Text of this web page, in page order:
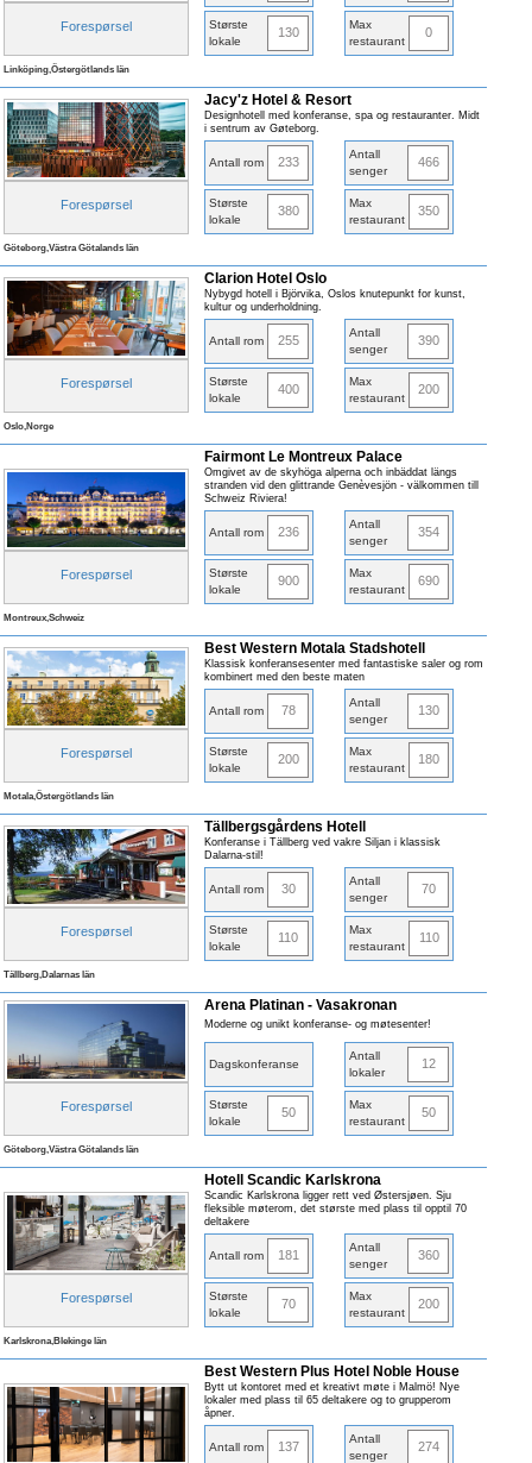
Forespørsel
Største
lokale
130
Max
restaurant
0
Linköping,Östergötlands län
Forespørsel
Jacy'z Hotel & Resort
Designhotell med konferanse, spa og restauranter. Midt
i sentrum av Gøteborg.
Antall rom 233
Antall
senger
466
Største
lokale
380
Max
restaurant
350
Göteborg,Västra Götalands län
Forespørsel
Clarion Hotel Oslo
Nybygd hotell i Björvika, Oslos knutepunkt for kunst,
kultur og underholdning.
Antall rom 255
Antall
senger
390
Største
lokale
400
Max
restaurant
200
Oslo,Norge
Forespørsel
Fairmont Le Montreux Palace
Omgivet av de skyhöga alperna och inbäddat längs
stranden vid den glittrande Genèvesjön - välkommen till
Schweiz Riviera!
Antall rom 236
Antall
senger
354
Største
lokale
900
Max
restaurant
690
Montreux,Schweiz
Forespørsel
Best Western Motala Stadshotell
Klassisk konferansesenter med fantastiske saler og rom
kombinert med den beste maten
Antall rom 78
Antall
senger
130
Største
lokale
200
Max
restaurant
180
Motala,Östergötlands län
Forespørsel
Tällbergsgårdens Hotell
Konferanse i Tällberg ved vakre Siljan i klassisk
Dalarna-stil!
Antall rom 30
Antall
senger
70
Største
lokale
110
Max
restaurant
110
Tällberg,Dalarnas län
Forespørsel
Arena Platinan - Vasakronan
Moderne og unikt konferanse- og møtesenter!
Dagskonferanse
Antall
lokaler
12
Største
lokale
50
Max
restaurant
50
Göteborg,Västra Götalands län
Forespørsel
Hotell Scandic Karlskrona
Scandic Karlskrona ligger rett ved Østersjøen. Sju
fleksible møterom, det største med plass til opptil 70
deltakere
Antall rom 181
Antall
senger
360
Største
lokale
70
Max
restaurant
200
Karlskrona,Blekinge län
Best Western Plus Hotel Noble House
Bytt ut kontoret med et kreativt møte i Malmö! Nye
lokaler med plass til 65 deltakere og to grupperom
åpner.
Antall rom 137
Antall
senger
274